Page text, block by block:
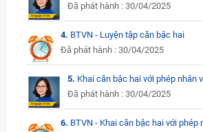
Đã phát hành : 30/04/2025
4. BTVN - Luyện tập căn bậc hai
Đã phát hành : 30/04/2025
5. Khai căn bậc hai với phép nhân
Đã phát hành : 30/04/2025
6. BTVN - Khai căn bậc hai với phép